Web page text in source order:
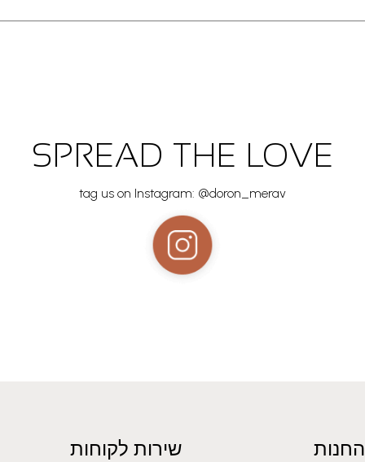
SPREAD THE LOVE
tag us on Instagram: @doron_merav
החנות שירות לקוחות